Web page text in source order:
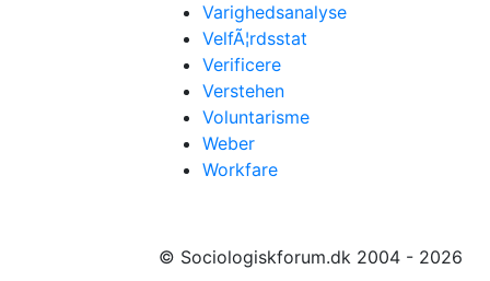
Varighedsanalyse
VelfÃ¦rdsstat
Verificere
Verstehen
Voluntarisme
Weber
Workfare
© Sociologiskforum.dk 2004 - 2026